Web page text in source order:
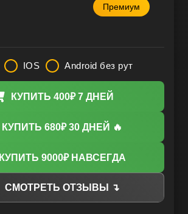
Премиум
IOS Android без рут
КУПИТЬ 400₽ 7 ДНЕЙ
КУПИТЬ 680₽ 30 ДНЕЙ 🔥
КУПИТЬ 9000₽ НАВСЕГДА
СМОТРЕТЬ ОТЗЫВЫ ↴